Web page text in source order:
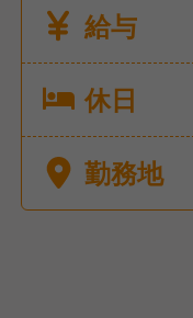
給与
休日
勤務地